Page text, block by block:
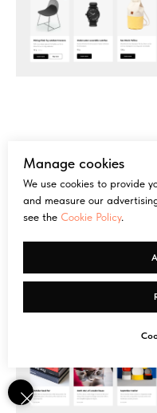
Manage cookies
We use cookies to provide
and measure our
see the Cookie Policy.
Новости и Потоки.